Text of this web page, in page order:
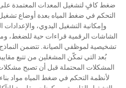
ضغط كافٍ لتشغيل المعدات المعتمدة على
التحكم في ضغط المياه بعدة أوضاع
وإمكانية التشغيل اليدوي،
الشاشات الرقمية قراءات حية للضغط،
تشخيصية لموظفي الصيانة. تتضمن
بُعد التي تمكّن المشغلين من تتبع
المشكلات المحتملة قبل أن تصبح
لأنظمة التحكم في ضغط المياه مواد